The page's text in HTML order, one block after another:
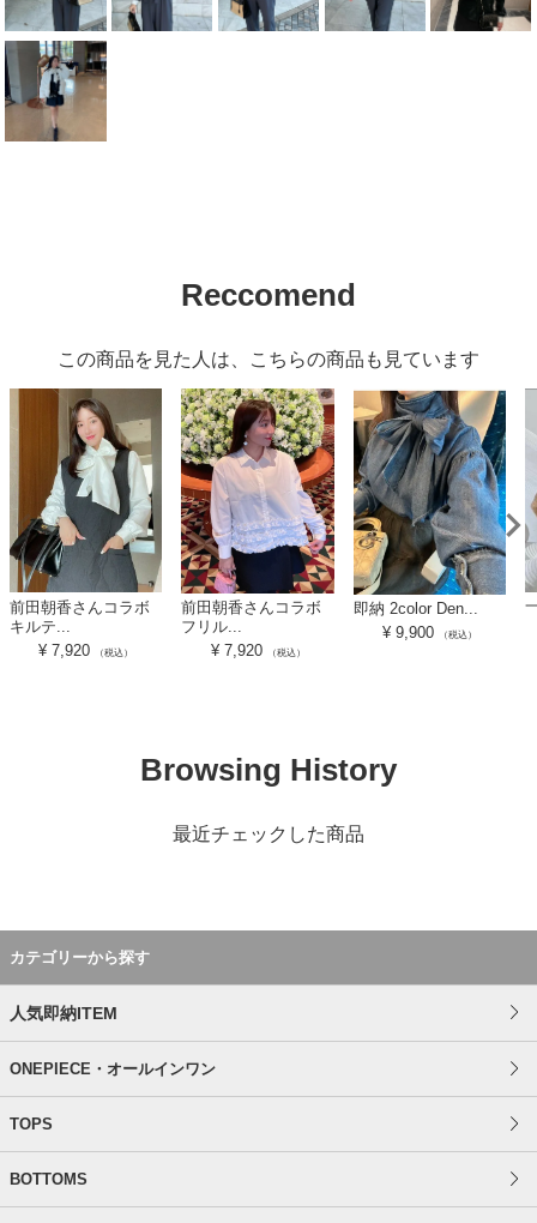
Reccomend
この商品を見た人は、こちらの商品も見ています
前田朝香さんコラボ
キルテ...
¥ 7,920 （税込）
前田朝香さんコラボ
フリル...
¥ 7,920 （税込）
即納 2color Den...
¥ 9,900 （税込）
Browsing History
最近チェックした商品
カテゴリーから探す
人気即納ITEM
ONEPIECE・オールインワン
TOPS
BOTTOMS